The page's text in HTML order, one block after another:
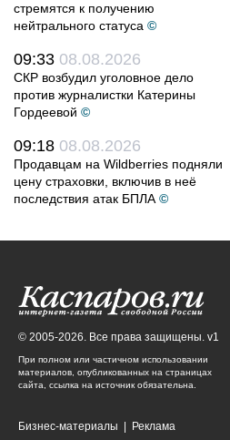
стремятся к получению
нейтрального статуса ©
09:33 08.08.2026
СКР возбудил уголовное дело
против журналистки Катерины
Гордеевой ©
09:18 08.08.2026
Продавцам на Wildberries подняли
цену страховки, включив в неё
последствия атак БПЛА ©
© 2005-2026. Все права защищены. v1
При полном или частичном использовании
материалов, опубликованных на страницах
сайта, ссылка на источник обязательна.
Бизнес-материалы Реклама